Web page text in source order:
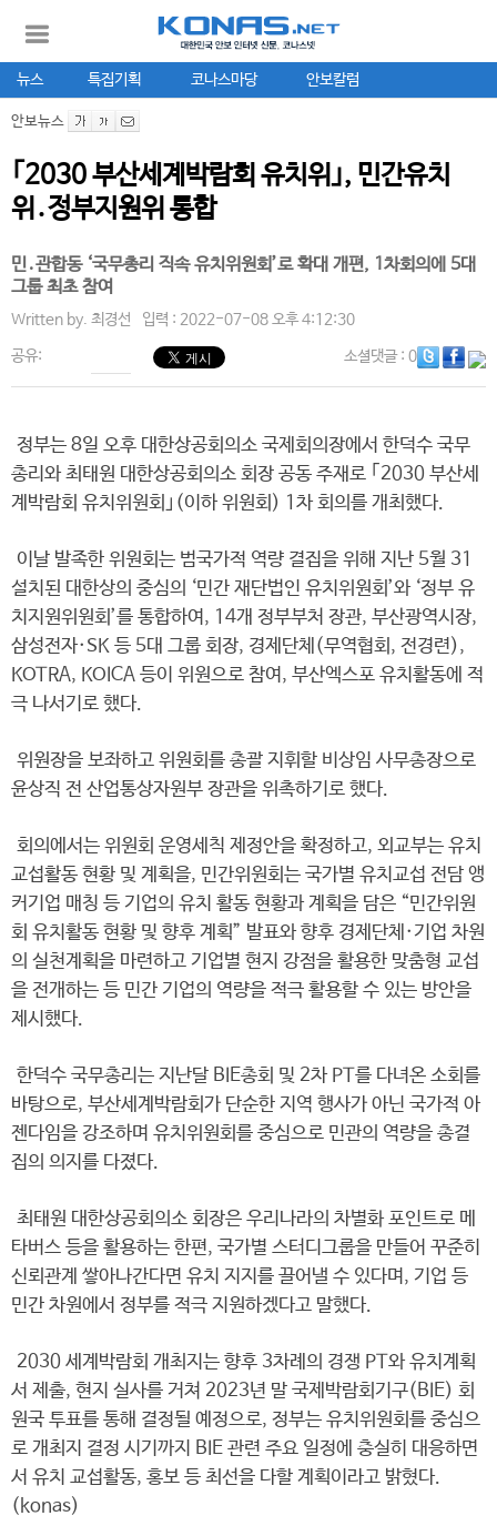
뉴스 특집기획 코나스마당 안보칼럼
안보뉴스
｢2030 부산세계박람회 유치위｣, 민간유치
위․정부지원위 통합
민․관합동 ‘국무총리 직속 유치위원회’로 확대 개편, 1차회의에 5대
그룹 최초 참여
Written by. 최경선 입력 : 2022-07-08 오후 4:12:30
공유: 소셜댓글: 0
정부는 8일 오후 대한상공회의소 국제회의장에서 한덕수 국무
총리와 최태원 대한상공회의소 회장 공동 주재로 ｢2030 부산세
계박람회 유치위원회｣(이하 위원회) 1차 회의를 개최했다.
이날 발족한 위원회는 범국가적 역량 결집을 위해 지난 5월 31
설치된 대한상의 중심의 ‘민간 재단법인 유치위원회’와 ‘정부 유
치지원위원회’를 통합하여, 14개 정부부처 장관, 부산광역시장,
삼성전자·SK 등 5대 그룹 회장, 경제단체(무역협회, 전경련),
KOTRA, KOICA 등이 위원으로 참여, 부산엑스포 유치활동에 적
극 나서기로 했다.
위원장을 보좌하고 위원회를 총괄 지휘할 비상임 사무총장으로
윤상직 전 산업통상자원부 장관을 위촉하기로 했다.
회의에서는 위원회 운영세칙 제정안을 확정하고, 외교부는 유치
교섭활동 현황 및 계획을, 민간위원회는 국가별 유치교섭 전담 앵
커기업 매칭 등 기업의 유치 활동 현황과 계획을 담은 “민간위원
회 유치활동 현황 및 향후 계획” 발표와 향후 경제단체·기업 차원
의 실천계획을 마련하고 기업별 현지 강점을 활용한 맞춤형 교섭
을 전개하는 등 민간 기업의 역량을 적극 활용할 수 있는 방안을
제시했다.
한덕수 국무총리는 지난달 BIE총회 및 2차 PT를 다녀온 소회를
바탕으로, 부산세계박람회가 단순한 지역 행사가 아닌 국가적 아
젠다임을 강조하며 유치위원회를 중심으로 민관의 역량을 총결
집의 의지를 다졌다.
최태원 대한상공회의소 회장은 우리나라의 차별화 포인트로 메
타버스 등을 활용하는 한편, 국가별 스터디그룹을 만들어 꾸준히
신뢰관계 쌓아나간다면 유치 지지를 끌어낼 수 있다며, 기업 등
민간 차원에서 정부를 적극 지원하겠다고 말했다.
2030 세계박람회 개최지는 향후 3차례의 경쟁 PT와 유치계획
서 제출, 현지 실사를 거쳐 2023년 말 국제박람회기구(BIE) 회
원국 투표를 통해 결정될 예정으로, 정부는 유치위원회를 중심으
로 개최지 결정 시기까지 BIE 관련 주요 일정에 충실히 대응하면
서 유치 교섭활동, 홍보 등 최선을 다할 계획이라고 밝혔다.
(konas)